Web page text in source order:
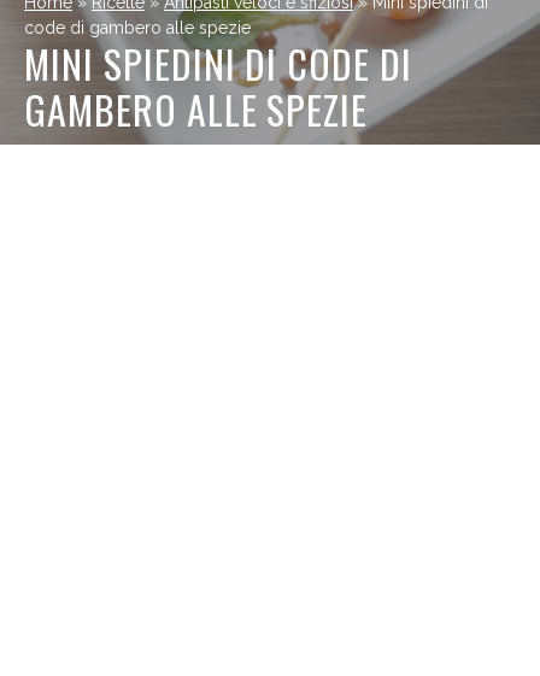
code di gambero alle spezie
MINI SPIEDINI DI CODE DI
GAMBERO ALLE SPEZIE